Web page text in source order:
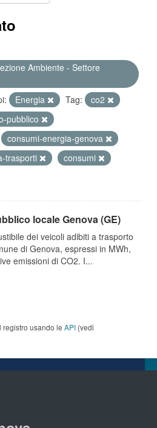
Ambiente - Settore
Energia Tag:
co2
pubblico
consumi-energia-genova
trasporti
consumi
locale Genova (GE)
dei veicoli adibiti a trasporto
di Genova, espressi in MWh,
emissioni di CO2. I...
registro usando le API (vedi